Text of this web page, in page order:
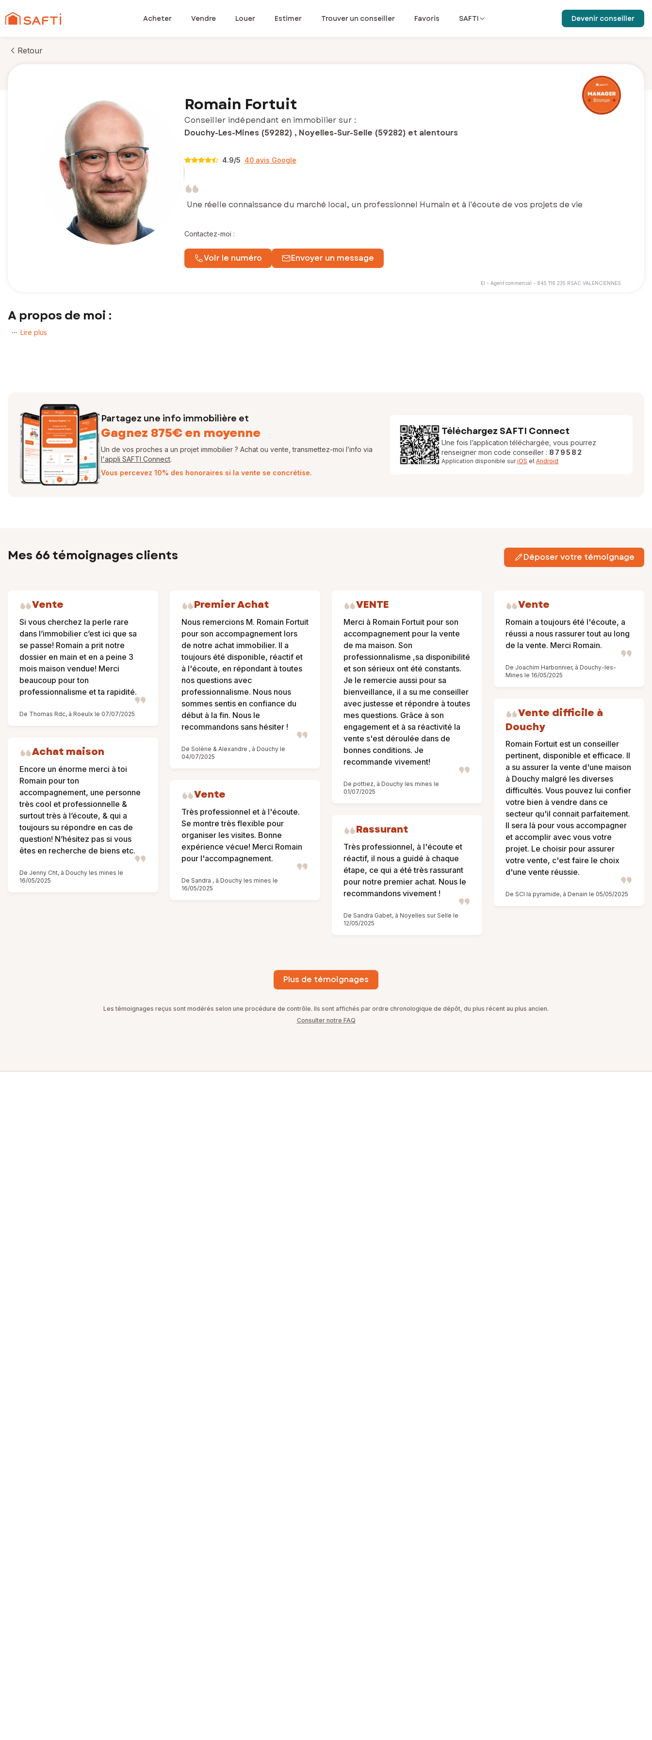
Acheter Vendre Louer Estimer Trouver un conseiller Favoris SAFTI Devenir conseiller
Retour
Romain Fortuit
Conseiller indépendant en immobilier sur :
Douchy-Les-Mines (59282) , Noyelles-Sur-Selle (59282) et alentours
Contactez-moi :
Voir le numéro Envoyer un message
4.9/5 40 avis Google
Une réelle connaissance du marché local, un professionnel Humain et à l'écoute de vos projets de vie
EI - Agent commercial - 845 116 235 RSAC VALENCIENNES
A propos de moi :
« La connaissance d'un professionnel de proximité et la force d'un réseau national »
financières nécessaires à l'acquisition de votre bien.
N'hésitez pas à me contacter,
Romain FORTUIT
Conseiller Indépendant en Immobilier
EI - Agent commercial - 845 116 235 RSAC VALENCIENNES
Lire plus
Partagez une info immobilière et
Gagnez 875€ en moyenne
Un de vos proches a un projet immobilier ? Achat ou vente, transmettez-moi l’info via
l'appli SAFTI Connect.
Vous percevez 10% des honoraires si la vente se concrétise.
Téléchargez SAFTI Connect
Une fois l’application téléchargée, vous pourrez
renseigner mon code conseiller : 879582
Application disponible suriOS et Android
Mes 66 témoignages clients Déposer votre témoignage
Vente
Si vous cherchez la perle rare
dans l’immobilier c’est ici que sa
se passe! Romain a prit notre
dossier en main et en a peine 3
mois maison vendue! Merci
beaucoup pour ton
professionnalisme et ta rapidité.
De Thomas Rdc, à Roeulx le 07/07/2025
Achat maison
Encore un énorme merci à toi
Romain pour ton
accompagnement, une personne
très cool et professionnelle &
surtout très à l’écoute, & qui a
toujours su répondre en cas de
question! N’hésitez pas si vous
êtes en recherche de biens etc.
De Jenny Cht, à Douchy les mines le
16/05/2025
Premier Achat
Nous remercions M. Romain Fortuit
pour son accompagnement lors
de notre achat immobilier. Il a
toujours été disponible, réactif et
à l'écoute, en répondant à toutes
nos questions avec
professionnalisme. Nous nous
sommes sentis en confiance du
début à la fin. Nous le
recommandons sans hésiter !
De Solène & Alexandre , à Douchy le
04/07/2025
Vente
Très professionnel et à l'écoute.
Se montre très flexible pour
organiser les visites. Bonne
expérience vécue! Merci Romain
pour l'accompagnement.
De Sandra , à Douchy les mines le
16/05/2025
VENTE
Merci à Romain Fortuit pour son
accompagnement pour la vente
de ma maison. Son
professionnalisme ,sa disponibilité
et son sérieux ont été constants.
Je le remercie aussi pour sa
bienveillance, il a su me conseiller
avec justesse et répondre à toutes
mes questions. Grâce à son
engagement et à sa réactivité la
vente s'est déroulée dans de
bonnes conditions. Je
recommande vivement!
De pottiez, à Douchy les mines le
01/07/2025
Rassurant
Très professionnel, à l'écoute et
réactif, il nous a guidé à chaque
étape, ce qui a été très rassurant
pour notre premier achat. Nous le
recommandons vivement !
De Sandra Gabet, à Noyelles sur Selle le
12/05/2025
Vente
Romain a toujours été l'écoute, a
réussi a nous rassurer tout au long
de la vente. Merci Romain.
De Joachim Harbonnier, à Douchy-les-
Mines le 16/05/2025
Vente difficile à
Douchy
Romain Fortuit est un conseiller
pertinent, disponible et efficace. Il
a su assurer la vente d'une maison
à Douchy malgré les diverses
difficultés. Vous pouvez lui confier
votre bien à vendre dans ce
secteur qu'il connait parfaitement.
Il sera là pour vous accompagner
et accomplir avec vous votre
projet. Le choisir pour assurer
votre vente, c'est faire le choix
d'une vente réussie.
De SCI la pyramide, à Denain le 05/05/2025
Plus de témoignages
Les témoignages reçus sont modérés selon une procédure de contrôle. Ils sont affichés par ordre chronologique de dépôt, du plus récent au plus ancien.
Consulter notre FAQ